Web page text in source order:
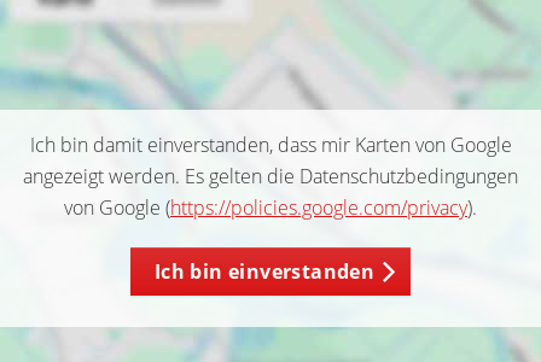
Ich bin damit einverstanden, dass mir Karten von Google
angezeigt werden. Es gelten die Datenschutzbedingungen
von Google (https://policies.google.com/privacy).
Ich bin einverstanden